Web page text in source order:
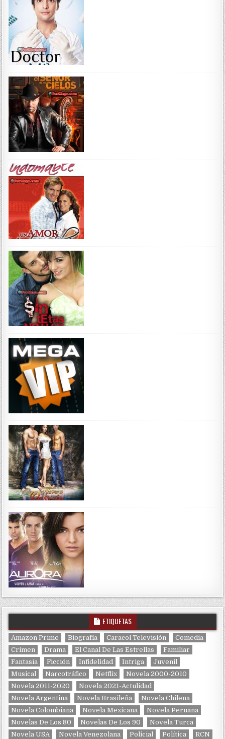
ETIQUETAS
Amazon Prime Biografía Caracol Televisión
Comedia
Crimen
Drama El Canal De Las Estrellas
Familiar
Fantasía
Ficción Infidelidad Intriga
Juvenil
Musical
Narcotráfico Netflix
Novela 2000-2010
Novela 2011-2020
Novela 2021-Actulidad
Novela Argentina
Novela Brasileña
Novela Chilena
Novela Colombiana
Novela Mexicana
Novela Peruana
Novelas De Los 80
Novelas De Los 90
Novela Turca
Novela USA
Novela Venezolana Policial Política RCN